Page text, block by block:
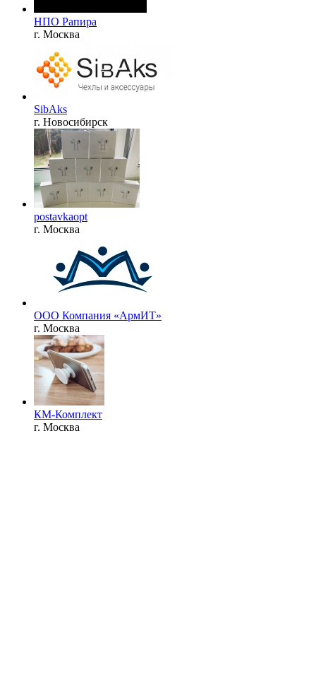
НПО Рапира
г. Москва
SibAks
г. Новосибирск
postavkaopt
г. Москва
ООО Компания «АрмИТ»
г. Москва
КМ-Комплект
г. Москва